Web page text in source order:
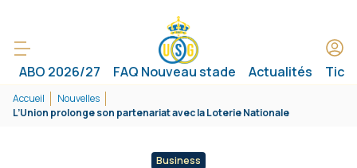
ABO 2026/27 FAQ Nouveau stade Actualités
Accueil
Nouvelles
L’Union prolonge son partenariat avec la Loterie Nationale
Business